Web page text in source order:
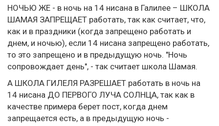
НОЧЬЮ ЖЕ - в ночь на 14 нисана в Галилее – ШКОЛА
ШАМАЯ ЗАПРЕЩАЕТ работать, так как считает, что,
как и в праздники (когда запрещено работать и
днем, и ночью), если 14 нисана запрещено работать,
то это запрещено и в предыдущую ночь. "Ночь
сопровождает день", - так считает школа Шамая.
А ШКОЛА ГИЛЕЛЯ РАЗРЕШАЕТ работать в ночь на
14 нисана ДО ПЕРВОГО ЛУЧА СОЛНЦА, так как в
качестве примера берет пост, когда днем
запрещается есть, а в предыдущую ночь -